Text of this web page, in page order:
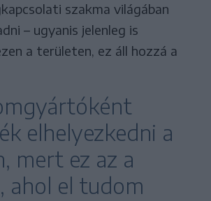
szakma világában
– ugyanis jelenleg is
a területen, ez áll hozzá a
elhelyezkedni a
mert ez az a
ahol el tudom